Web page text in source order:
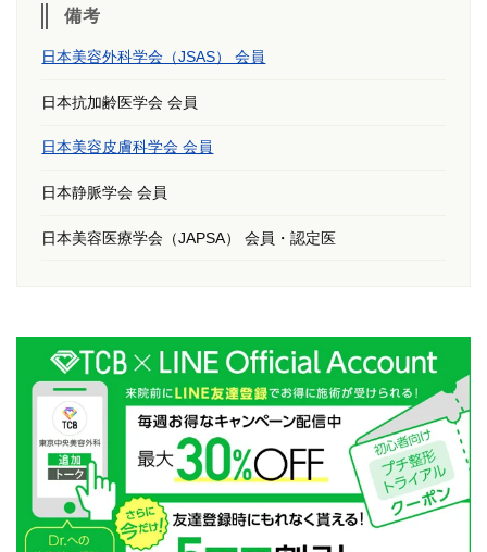
備考
日本美容外科学会（JSAS） 会員
日本抗加齢医学会 会員
日本美容皮膚科学会 会員
日本静脈学会 会員
日本美容医療学会（JAPSA） 会員・認定医